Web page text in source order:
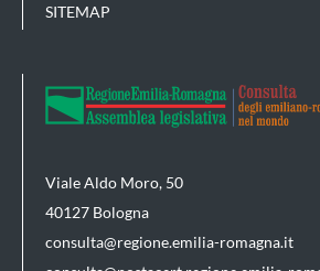
SITEMAP
Viale Aldo Moro, 50
40127 Bologna
consulta@regione.emilia-romagna.it